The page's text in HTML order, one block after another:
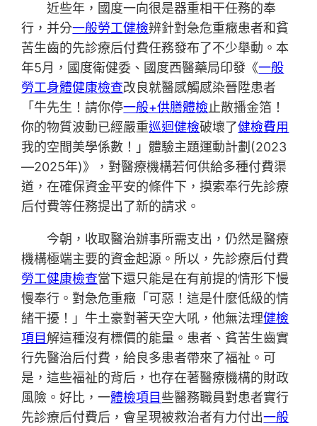
近些年，國度一向很是器重相干任務的奉
行，并分一般勞工健檢辨針對急危重癥患者和貧
苦生齒的先診療后付費任務發布了不少舉動。本
年5月，國度衛健委、國度西醫藥局印發《一般
勞工身體健康檢查改良就醫感觸感染晉陞患者
「牛先生！請你停一般+供膳體檢止散播金箔！
你的物質波動已經嚴重巡迴健檢破壞了健檢費用
我的空間美學係數！」體驗主題運動計劃(2023
—2025年)》，對醫療機構若何供給多種付費渠
道，在確保資金平安的條件下，摸索奉行先診療
后付費等任務提出了新的請求。
今朝，收取醫治辦事所需支出，仍然是醫療
機構極端主要的資金起源。所以，先診療后付費
勞工健康檢查當下還只能是在有前提的情形下慢
慢奉行。對急危重癥「可惡！這是什麼低級的情
緒干擾！」牛土豪對著天空大吼，他無法理健檢
項目解這種沒有標價的能量。患者、貧苦生齒實
行先醫治后付費，給良多患者帶來了福祉。可
是，這些福祉的背后，也存在著醫療機構的財政
風險。好比，一體檢項目些醫務職員對患者實行
先診療后付費后，會呈現被救治者有力付出一般